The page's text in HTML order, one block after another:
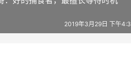
2019年3月29日 下午